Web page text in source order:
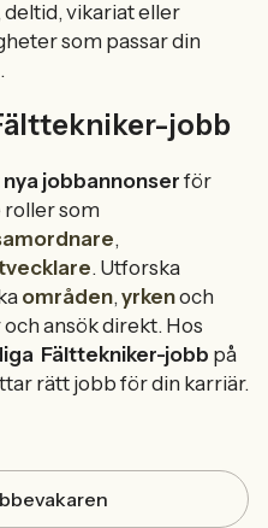
deltid, vikariat eller
som passar din
jobb
nya jobbannonser för
som
,
. Utforska
områden,yrkenoch
ansök direkt. Hos
Fälttekniker-jobb på
rätt jobb för din karriär.